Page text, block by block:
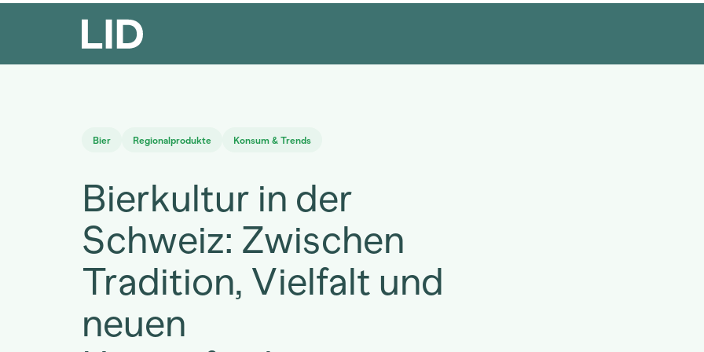
Bier Regionalprodukte Konsum & Trends
Bierkultur in der
Schweiz: Zwischen
Tradition, Vielfalt und
neuen